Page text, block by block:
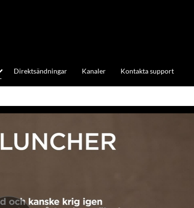
Direktsändningar Kanaler Kontakta support